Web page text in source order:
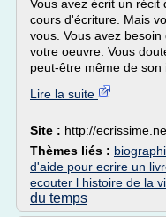
Vous avez écrit un récit
cours d'écriture. Mais
vous. Vous avez
votre oeuvre. Vous
peut-être même de son
Lire la suite
Site : http://
Thèmes liés :
d'aide pour ecrire un
ecouter l histoire de la
du temps